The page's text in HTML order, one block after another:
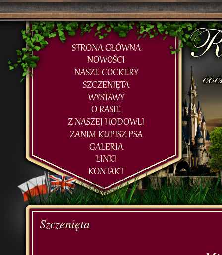
Szczenięta